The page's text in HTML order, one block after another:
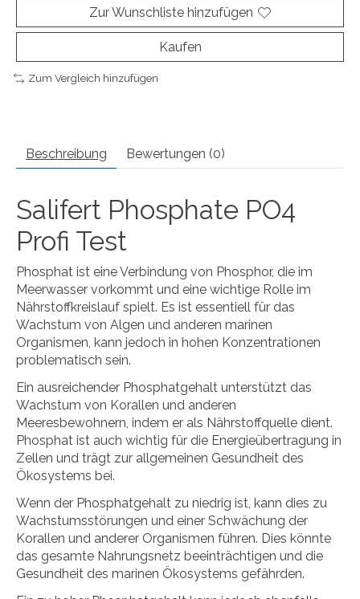
Zur Wunschliste hinzufügen
Kaufen
Zum Vergleich hinzufügen
Beschreibung Bewertungen (0)
Salifert Phosphate PO4
Profi Test
Phosphat ist eine Verbindung von Phosphor, die im
Meerwasser vorkommt und eine wichtige Rolle im
Nährstoffkreislauf spielt. Es ist essentiell für das
Wachstum von Algen und anderen marinen
Organismen, kann jedoch in hohen Konzentrationen
problematisch sein.
Ein ausreichender Phosphatgehalt unterstützt das
Wachstum von Korallen und anderen
Meeresbewohnern, indem er als Nährstoffquelle dient.
Phosphat ist auch wichtig für die Energieübertragung in
Zellen und trägt zur allgemeinen Gesundheit des
Ökosystems bei.
Wenn der Phosphatgehalt zu niedrig ist, kann dies zu
Wachstumsstörungen und einer Schwächung der
Korallen und anderer Organismen führen. Dies könnte
das gesamte Nahrungsnetz beeinträchtigen und die
Gesundheit des marinen Ökosystems gefährden.